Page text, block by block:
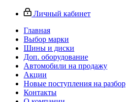
Личный кабинет
Главная
Выбор марки
Шины и диски
Доп. оборудование
Автомобили на продажу
Акции
Новые поступления на разбор
Контакты